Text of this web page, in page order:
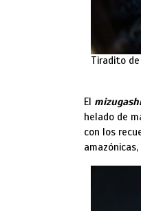
Tiradito
El mizugashi
helado de
con los